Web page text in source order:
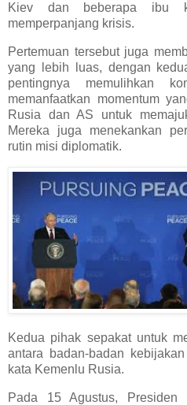
Kiev dan beberapa ibu
memperpanjang krisis.
Pertemuan tersebut juga
yang lebih luas, dengan
pentingnya memulihkan
memanfaatkan momentum
Rusia dan AS untuk
Mereka juga menekankan
rutin misi diplomatik.
Kedua pihak sepakat untuk
antara badan-badan
kata Kemenlu Rusia.
Pada 15 Agustus, Presiden